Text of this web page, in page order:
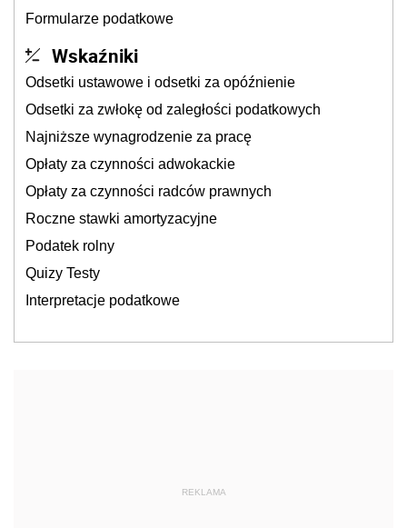
Formularze podatkowe
Wskaźniki
Odsetki ustawowe i odsetki za opóźnienie
Odsetki za zwłokę od zaległości podatkowych
Najniższe wynagrodzenie za pracę
Opłaty za czynności adwokackie
Opłaty za czynności radców prawnych
Roczne stawki amortyzacyjne
Podatek rolny
Quizy Testy
Interpretacje podatkowe
REKLAMA